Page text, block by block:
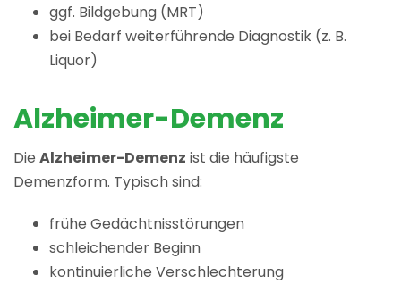
ggf. Bildgebung (MRT)
bei Bedarf weiterführende Diagnostik (z. B.
Liquor)
Alzheimer-Demenz
Die Alzheimer-Demenz ist die häufigste
Demenzform. Typisch sind:
frühe Gedächtnisstörungen
schleichender Beginn
kontinuierliche Verschlechterung